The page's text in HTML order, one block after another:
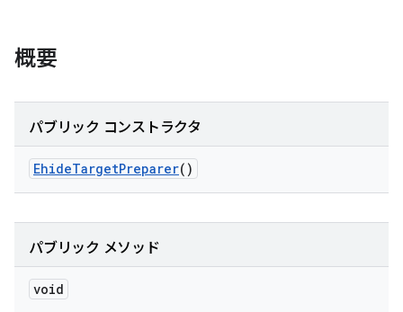
概要
パブリック コンストラクタ
EhideTargetPreparer()
パブリック メソッド
void